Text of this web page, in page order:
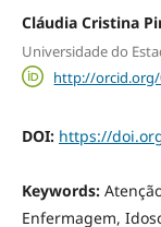
Cláudia Cristina
Universidade do
http://orcid.org/
DOI: https://
Keywords:
Enfermagem,